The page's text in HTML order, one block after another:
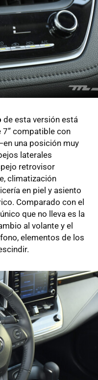
de esta versión está
compatible con
una posición muy
laterales
retrovisor
climatización
en piel y asiento
Comparado con el
que no lleva es la
al volante y el
elementos de los